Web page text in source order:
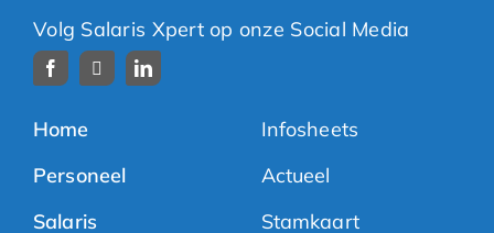
Volg Salaris Xpert op onze Social Media
Home
Personeel
Salaris
Infosheets
Actueel
Stamkaart